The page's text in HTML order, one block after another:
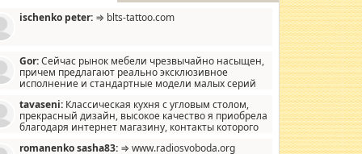
ischenko peter: ⇒ blts-tattoo.com
Gor:Сейчас рынок мебели чрезвычайно насыщен,
причем предлагают реально эксклюзивное
исполнение и стандартные модели малых серий
мало походит на стандартные формы, в MebelOk,
и что главное - со вкусом все в порядке,
ненужных наворотов удорожающих мебель, а это не
tavaseni: Классическая кухня с угловым столом,
прекрасный дизайн, высокое качество я приобрела
благодаря интернет магазину, контакты которого
romanenko sasha83: ⇒ www.radiosvoboda.org